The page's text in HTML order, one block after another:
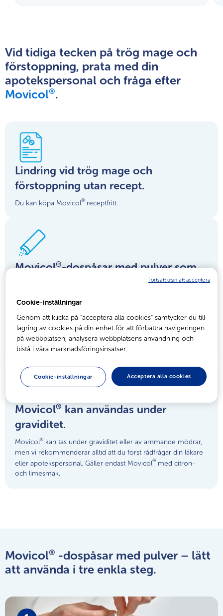
Vid tidiga tecken på trög mage och
förstoppning, prata med din
apotekspersonal och fråga efter
Movicol®.
Lindring vid trög mage och
förstoppning utan recept.
Du kan köpa Movicol® receptfritt.
Movicol®-dospåsar med pulver som
Innehållet i Movicol®-dospåsen löses lätt upp i
Läs även bipacksedeln noga före användning.
* Gäller endast Movicol® med citron- och limesmak.
Movicol® kan användas under
graviditet.
Movicol® kan tas under graviditet eller av ammande mödrar,
men vi rekommenderar alltid att du först rådfrågar din läkare
eller apotekspersonal. Gäller endast Movicol® med citron-
och limesmak.
Movicol® -dospåsar med pulver – lätt
att använda i tre enkla steg.
Cookie-inställningar
Genom att klicka på "acceptera alla cookies" samtycker du till
lagring av cookies på din enhet för att förbättra navigeringen
på webbplatsen, analysera webbplatsens användning och
bistå i våra marknadsföringsinsatser.
Acceptera alla cookies
Cookie-inställningar
Fortsätt utan att acceptera